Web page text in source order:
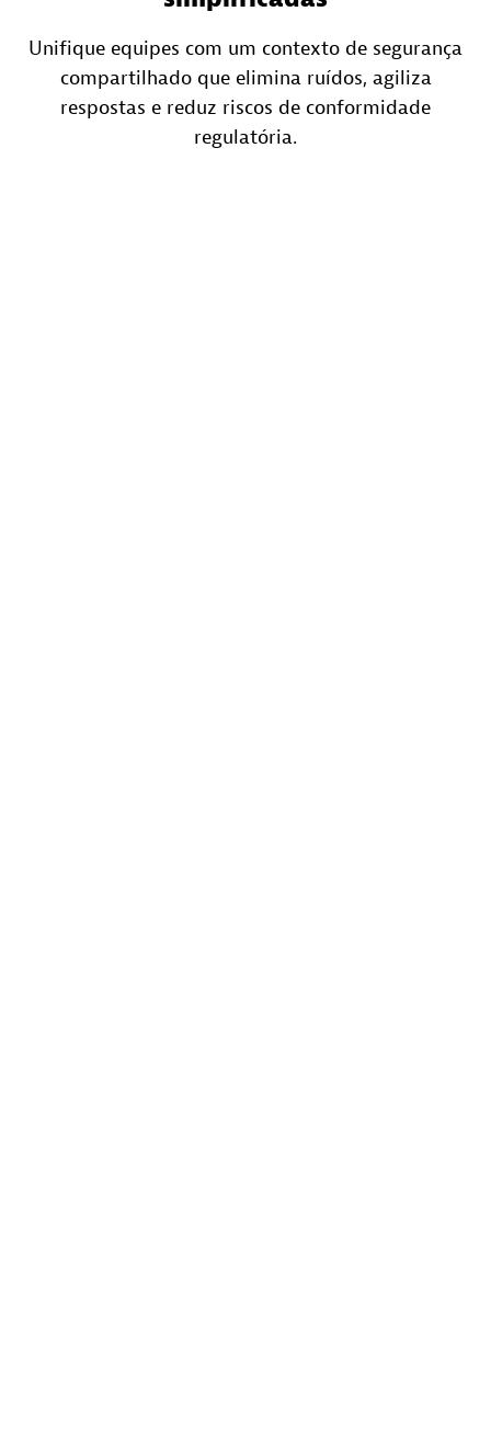
Unifique equipes com um contexto de segurança
compartilhado que elimina ruídos, agiliza
respostas e reduz riscos de conformidade
regulatória.